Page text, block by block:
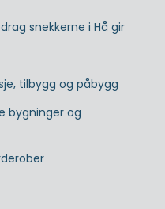
snekkerne i Hå gir
tilbygg og påbygg
bygninger og